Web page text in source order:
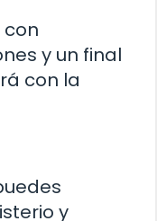
con
y un final
con la
y